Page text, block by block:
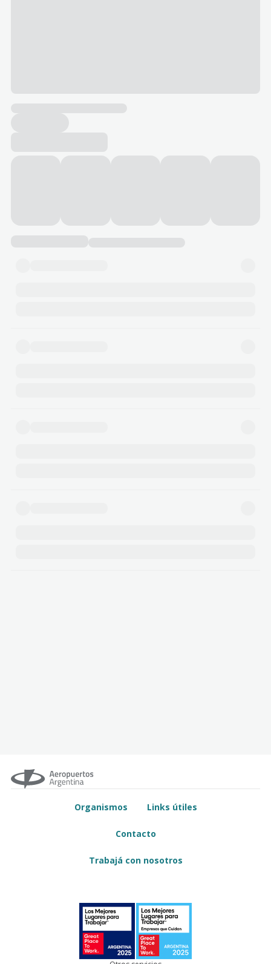
Organismos Links útiles
Contacto
Trabajá con nosotros